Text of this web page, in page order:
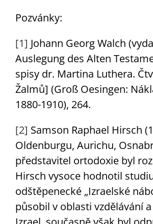
Pozvánky:
[1] Johann Georg Walch
Auslegung des Alten
spisy dr. Martina Luthera.
Žalmů] (Groß Oesingen:
1880-1910), 264.
[2] Samson Raphael Hirsch
Oldenburgu, Aurichu,
představitel ortodoxie byl
Hirsch vysoce hodnotil
odštěpenecké „Izraelské
působil v oblasti vzdělávání